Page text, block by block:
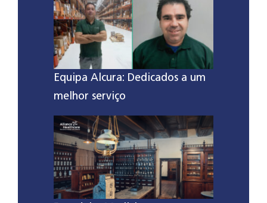
Equipa Alcura: Dedicados a um
melhor serviço